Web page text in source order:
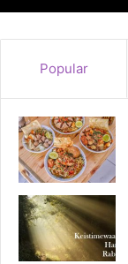
Popular